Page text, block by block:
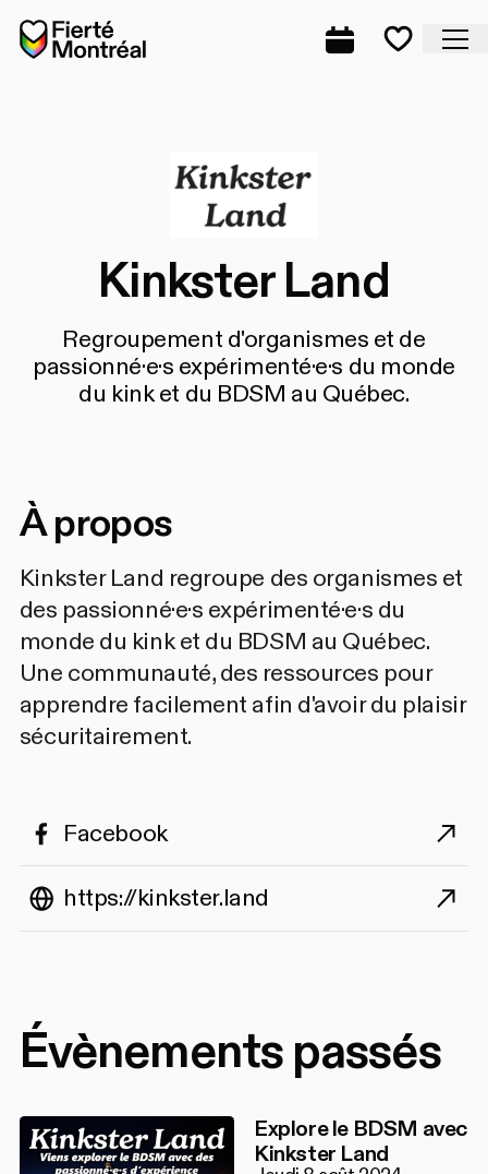
Aller à la navigation
Aller à la navigation
Aller au contenu
Accueil
Mes
Kinkster Land
Regroupement d'organismes et de
passionné·e·s expérimenté·e·s du monde
du kink et du BDSM au Québec.
À propos
Kinkster Land regroupe des organismes et
des passionné·e·s expérimenté·e·s du
monde du kink et du BDSM au Québec.
Une communauté, des ressources pour
apprendre facilement afin d'avoir du plaisir
sécuritairement.
Facebook
https://kinkster.land
Évènements passés
Explore le BDSM avec
Kinkster Land